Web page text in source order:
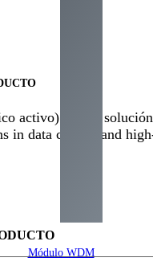
Módulo WDM
activo) es una
in data centers and